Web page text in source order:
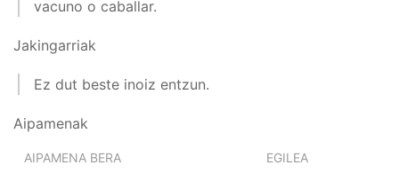
vacuno o caballar.
Jakingarriak
Ez dut beste inoiz entzun.
Aipamenak
AIPAMENA BERA EGILEA